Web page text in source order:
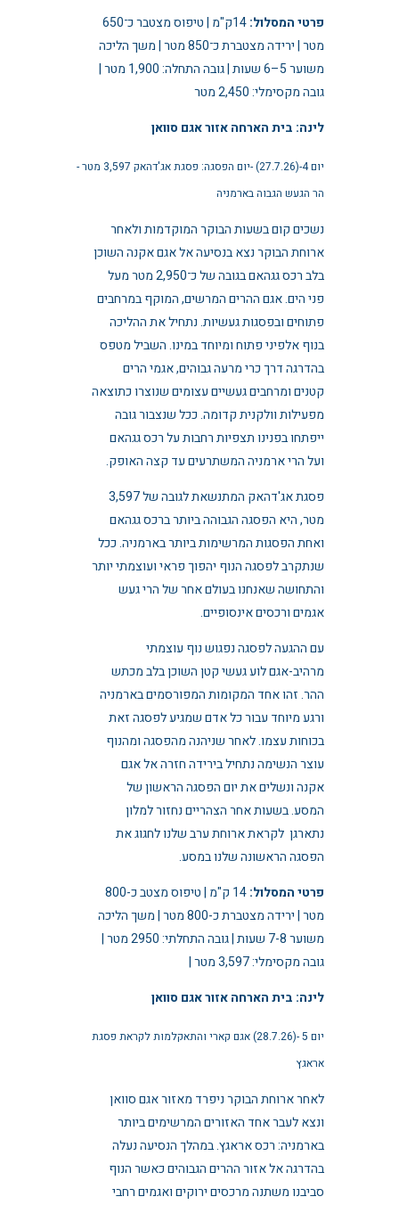
פרטי המסלול:
14ק"מ | טיפוס מצטבר כ־650
מטר | ירידה מצטברת כ־850 מטר | משך הליכה
משוער 5–6 שעות | גובה התחלה: 1,900 מטר |
גובה מקסימלי: 2,450 מטר
לינה: בית הארחה אזור אגם סוואן
יום 4-(27.7.26) -יום הפסגה: פסגת אג'דהאק 3,597 מטר -
הר הגעש הגבוה בארמניה
נשכים קום בשעות הבוקר המוקדמות ולאחר
ארוחת הבוקר נצא בנסיעה אל אגם אקנה השוכן
בלב רכס גגהאם בגובה של כ־2,950 מטר מעל
פני הים. אגם ההריםהמרשים, המוקף במרחבים
פתוחים ובפסגות געשיות. נתחיל את ההליכה
בנוף אלפיני פתוח ומיוחד במינו. השביל מטפס
בהדרגה דרך כרי מרעה גבוהים, אגמי הרים
קטנים ומרחבים געשיים עצומים שנוצרו כתוצאה
מפעילות וולקנית קדומה. ככל שנצבור גובה
ייפתחו בפנינו תצפיות רחבות על רכס גגהאם
ועל הרי ארמניה המשתרעים עד קצה האופק.
פסגת אג'דהאק המתנשאת לגובה של 3,597
מטר, היא הפסגה הגבוהה ביותר ברכס גגהאם
ואחת הפסגות המרשימות ביותר בארמניה. ככל
שנתקרב לפסגה הנוף יהפוך פראי ועוצמתי יותר
והתחושה שאנחנו בעולם אחר של הרי געש
אגמים ורכסים אינסופיים.
עם ההגעה לפסגה נפגוש נוף עוצמתי
מרהיב-אגם לוע געשי קטן השוכן בלב מכתש
ההר. זהו אחד המקומות המפורסמים בארמניה
ורגע מיוחד עבור כל אדם שמגיע לפסגה זאת
בכוחות עצמו. לאחר שניהנה מהפסגה ומהנוף
עוצר הנשימה נתחיל בירידה חזרה אל אגם
אקנה ונשלים את יום הפסגה הראשון של
המסע. בשעות אחר הצהריים נחזור למלון
נתארגן לקראת ארוחת ערב שלנו לחגוג את
הפסגה הראשונה שלנו במסע.
פרטי המסלול:
14 ק"מ | טיפוס מצטב כ-800
מטר | ירידה מצטברת כ-800 מטר | משך הליכה
משוער 7-8 שעות | גובה התחלתי: 2950 מטר |
גובה מקסימלי: 3,597 מטר |
לינה: בית הארחה אזור אגם סוואן
יום 5 -(28.7.26) אגם קארי והתאקלמות לקראת פסגת
אראגץ
לאחר ארוחת הבוקר ניפרד מאזור אגם סוואן
ונצא לעבר אחד האזורים המרשימים ביותר
בארמניה: רכס אראגץ. במהלך הנסיעה נעלה
בהדרגה אל אזור ההרים הגבוהים כאשר הנוף
סביבנו משתנה מרכסים ירוקים ואגמים רחבי